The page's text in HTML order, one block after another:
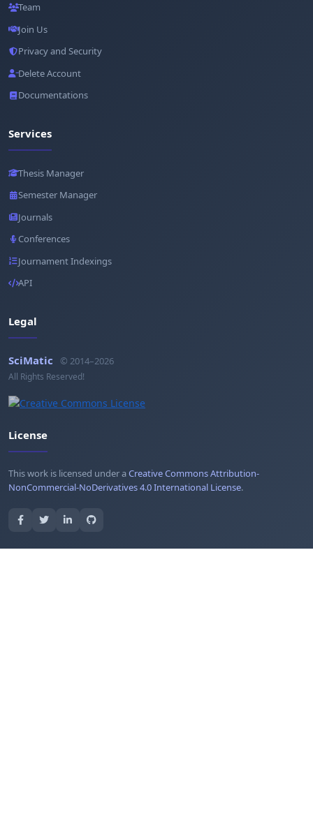
Team
Join Us
Privacy and Security
Delete Account
Documentations
Services
Thesis Manager
Semester Manager
Journals
Conferences
Journament Indexings
API
Legal
SciMatic © 2014–2026
All Rights Reserved!
License
This work is licensed under aCreative Commons Attribution-
NonCommercial-NoDerivatives 4.0 International License.